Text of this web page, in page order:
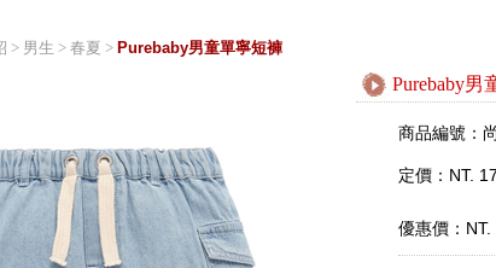
> 男生 > 春夏 > Purebaby男童單寧短褲
Purebaby男
商品編號：
定價：NT.
優惠價：NT.